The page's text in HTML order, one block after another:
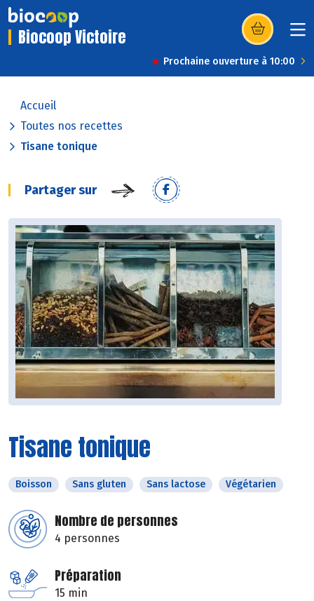
Biocoop Victoire (s’ouvre dans
Prochaine ouverture à 10:00
Accueil
Toutes nos recettes
Tisane tonique
Partager sur
Tisane tonique
Boisson Sans gluten Sans lactose Végétarien
Nombre de personnes
4 personnes
Préparation
15 min